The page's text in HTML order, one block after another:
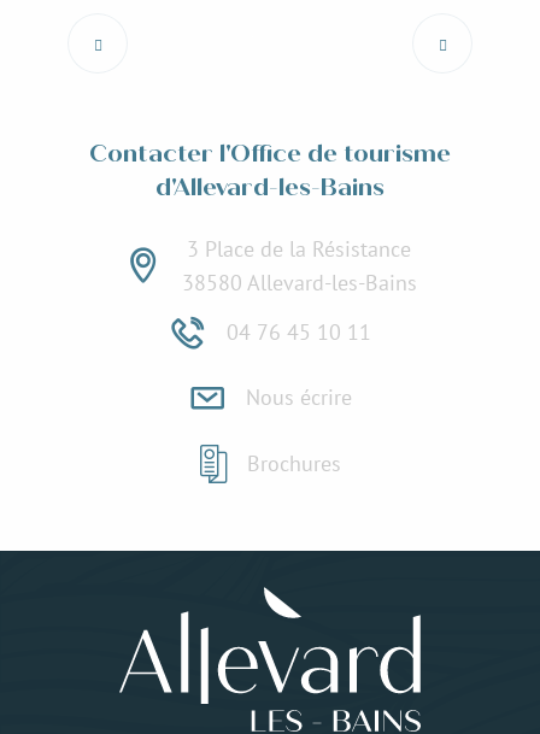
Contacter l'Office de tourisme
d'Allevard-les-Bains
3 Place de la Résistance
38580 Allevard-les-Bains
04 76 45 10 11
Nous écrire
Brochures